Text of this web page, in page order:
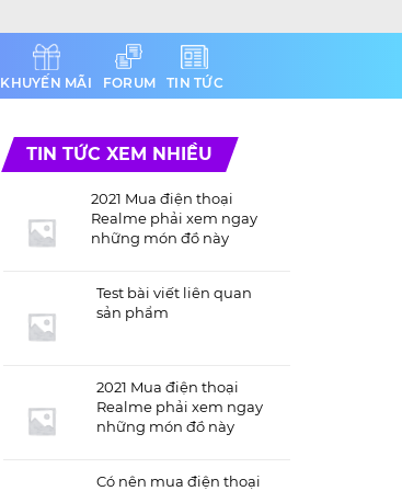
KHUYẾN MÃI FORUM TIN TỨC
TIN TỨC XEM NHIỀU
2021 Mua điện thoại
Realme phải xem ngay
những món đồ này
Test bài viết liên quan
sản phẩm
2021 Mua điện thoại
Realme phải xem ngay
những món đồ này
Có nên mua điện thoại